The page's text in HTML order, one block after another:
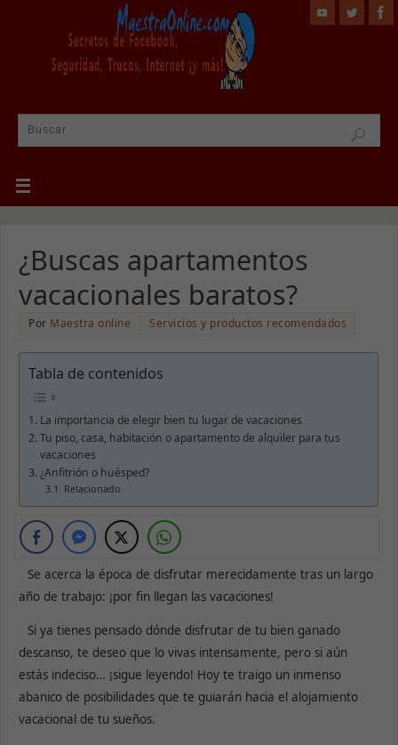
¿Buscas apartamentos
vacacionales baratos?
Por Maestra online Servicios y productos recomendados
Tabla de contenidos
La importancia de elegir bien tu lugar de vacaciones
Tu piso, casa, habitación o apartamento de alquiler para tus
vacaciones
¿Anfitrión o huésped?
Relacionado
Se acerca la época de disfrutar merecidamente tras un largo
año de trabajo: ¡por fin llegan las vacaciones!
Si ya tienes pensado dónde disfrutar de tu bien ganado
descanso, te deseo que lo vivas intensamente, pero si aún
estás indeciso… ¡sigue leyendo! Hoy te traigo un inmenso
abanico de posibilidades que te guiarán hacia el alojamiento
vacacional de tu sueños.